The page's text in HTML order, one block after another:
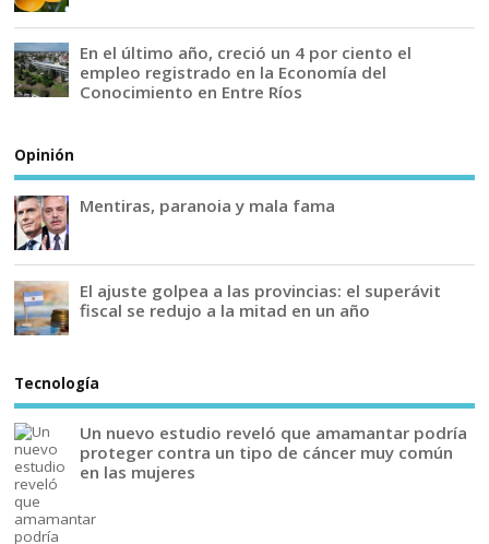
En el último año, creció un 4 por ciento el
empleo registrado en la Economía del
Conocimiento en Entre Ríos
Opinión
Mentiras, paranoia y mala fama
El ajuste golpea a las provincias: el superávit
fiscal se redujo a la mitad en un año
Tecnología
Un nuevo estudio reveló que amamantar podría
proteger contra un tipo de cáncer muy común
en las mujeres